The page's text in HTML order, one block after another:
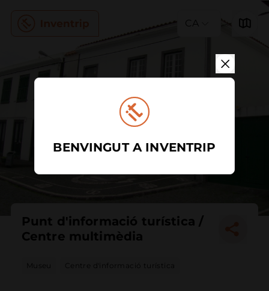
CA
Punt d'informació turística /
Centre multimèdia
Museu Centre d'informació turística
BENVINGUT A INVENTRIP